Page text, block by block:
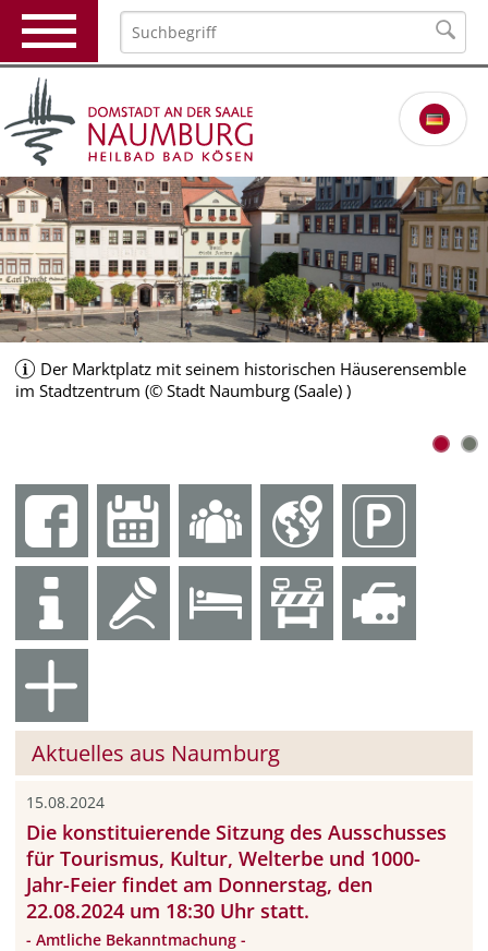
Der Marktplatz mit seinem historischen Häuserensemble
im Stadtzentrum (© Stadt Naumburg (Saale) )
Aktuelles aus Naumburg
15.08.2024
Die konstituierende Sitzung des Ausschusses
für Tourismus, Kultur, Welterbe und 1000-
Jahr-Feier findet am Donnerstag, den
22.08.2024 um 18:30 Uhr statt.
- Amtliche Bekanntmachung -